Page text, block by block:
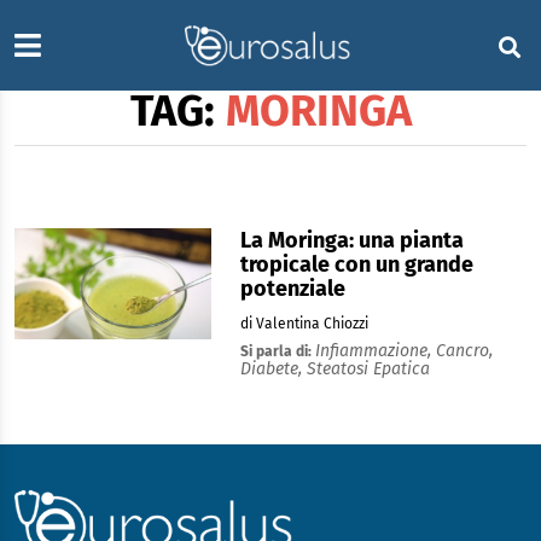
TAG: MORINGA
La Moringa: una pianta
tropicale con un grande
potenziale
di Valentina Chiozzi
Si parla di: Infiammazione, Cancro,
Diabete, Steatosi Epatica